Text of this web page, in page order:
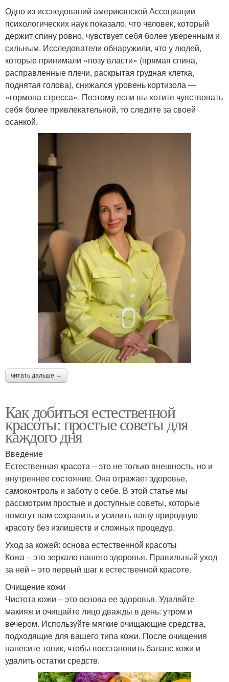
Одно из исследований американской Ассоциации
психологических наук показало, что человек, который
держит спину ровно, чувствует себя более уверенным и
сильным. Исследователи обнаружили, что у людей,
которые принимали «позу власти» (прямая спина,
расправленные плечи, раскрытая грудная клетка,
поднятая голова), снижался уровень кортизола —
«гормона стресса». Поэтому если вы хотите чувствовать
себя более привлекательной, то следите за своей
осанкой.
читать дальше →
Как добиться естественной
красоты: простые советы для
каждого дня
Введение
Естественная красота – это не только внешность, но и
внутреннее состояние. Она отражает здоровье,
самоконтроль и заботу о себе. В этой статье мы
рассмотрим простые и доступные советы, которые
помогут вам сохранить и усилить вашу природную
красоту без излишеств и сложных процедур.
Уход за кожей: основа естественной красоты
Кожа – это зеркало нашего здоровья. Правильный уход
за ней – это первый шаг к естественной красоте.
Очищение кожи
Чистота кожи – это основа ее здоровья. Удаляйте
макияж и очищайте лицо дважды в день: утром и
вечером. Используйте мягкие очищающие средства,
подходящие для вашего типа кожи. После очищения
нанесите тоник, чтобы восстановить баланс кожи и
удалить остатки средств.